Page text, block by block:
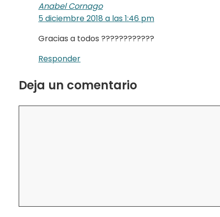
Anabel Cornago
5 diciembre 2018 a las 1:46 pm
Gracias a todos ????????????
Responder
Deja un comentario